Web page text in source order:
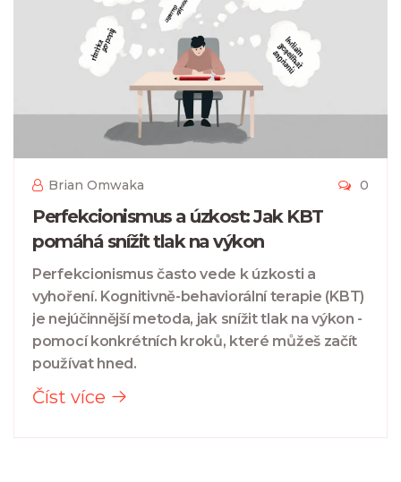
Brian Omwaka 0
Perfekcionismus a úzkost: Jak KBT
pomáhá snížit tlak na výkon
Perfekcionismus často vede k úzkosti a
vyhoření. Kognitivně-behaviorální terapie (KBT)
je nejúčinnější metoda, jak snížit tlak na výkon -
pomocí konkrétních kroků, které můžeš začít
používat hned.
Číst více